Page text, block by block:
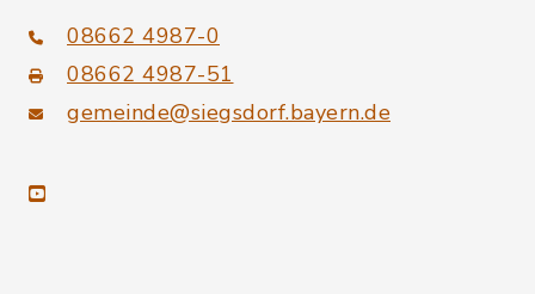
08662 4987-0
08662 4987-51
gemeinde@siegsdorf.bayern.de
youtube